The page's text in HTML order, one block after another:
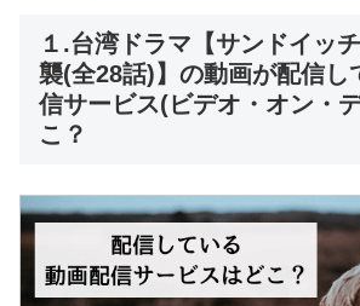
１.台湾ドラマ【サンドイッ
襲(全28話)】の動画が配信し
信サービス(ビデオ・オン・
こ？